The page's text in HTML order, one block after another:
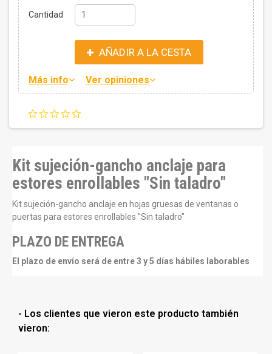
Cantidad
AÑADIR A LA CESTA
Más info Ver opiniones
Kit sujeción-gancho anclaje para
estores enrollables "Sin taladro"
Kit sujeción-gancho anclaje en hojas gruesas de ventanas o
puertas para estores enrollables "Sin taladro"
PLAZO DE ENTREGA
El plazo de envío será de entre 3 y 5 días hábiles laborables
- Los clientes que vieron este producto también
vieron: